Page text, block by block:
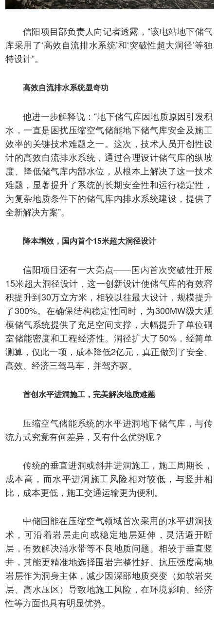
信阳项目部负责人向记者透露，“该电站地下储气
库采用了‘高效自流排水系统’和‘突破性超大洞径’等独
特设计”。
高效自流排水系统显奇功
他进一步解释说：“地下储气库因地质原因引发积
水，一直是困扰压缩空气储能地下储气库安全及施工
效率的关键技术难题之一。这次，技术人员开创性设
计的高效自流排水系统，通过合理设计储气库的纵坡
度、降低储气库内部水位，从根本上解决了这一技术
难题，显著提升了系统的长期安全性和运行稳定性，
为复杂地质条件下的储气库内排水系统建设，提供了
全新解决方案”。
降本增效，国内首个15米超大洞径设计
信阳项目还有一大亮点——国内首次突破性开展
15米超大洞径设计，这一创新设计使储气库的有效容
积提升到30万立方米，相较以往最大设计，规模提升
了300%。在确保结构稳定性同时，为300MW级大规
模储气系统提供了充足空间支撑，大幅提升了单位硐
室储能密度和工程经济性。洞径扩大了50%，经简单
测算，仅此一项，成本降低2亿元，真正做到了安全、
高效、经济三驾马车，并驾齐驱。
首创水平进洞施工，完美解决地质难题
压缩空气储能系统的水平进洞地下储气库，与传
统方式究竟有何差异，又有什么优势呢？
传统的垂直进洞或斜井进洞施工，施工周期长，
成本高，而水平进洞施工风险相对较低，与竖井相
比，成本更低，施工交通运输更为便利。
中储国能在压缩空气领域首次采用的水平进洞技
术，可沿着岩层走向或稳定地层延伸，灵活避开断
层，有效解决涌水带等不良地质问题。相较于垂直竖
井，其能更精准地选择围岩完整性好、抗压强度高地
岩层作为洞身主体，减少因深部地质突变（如软岩夹
层、高水压区）导致地施工风险，在环境影响、经济
性等方面也具有明显优势。